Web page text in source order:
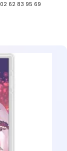
02 62 83 95 69